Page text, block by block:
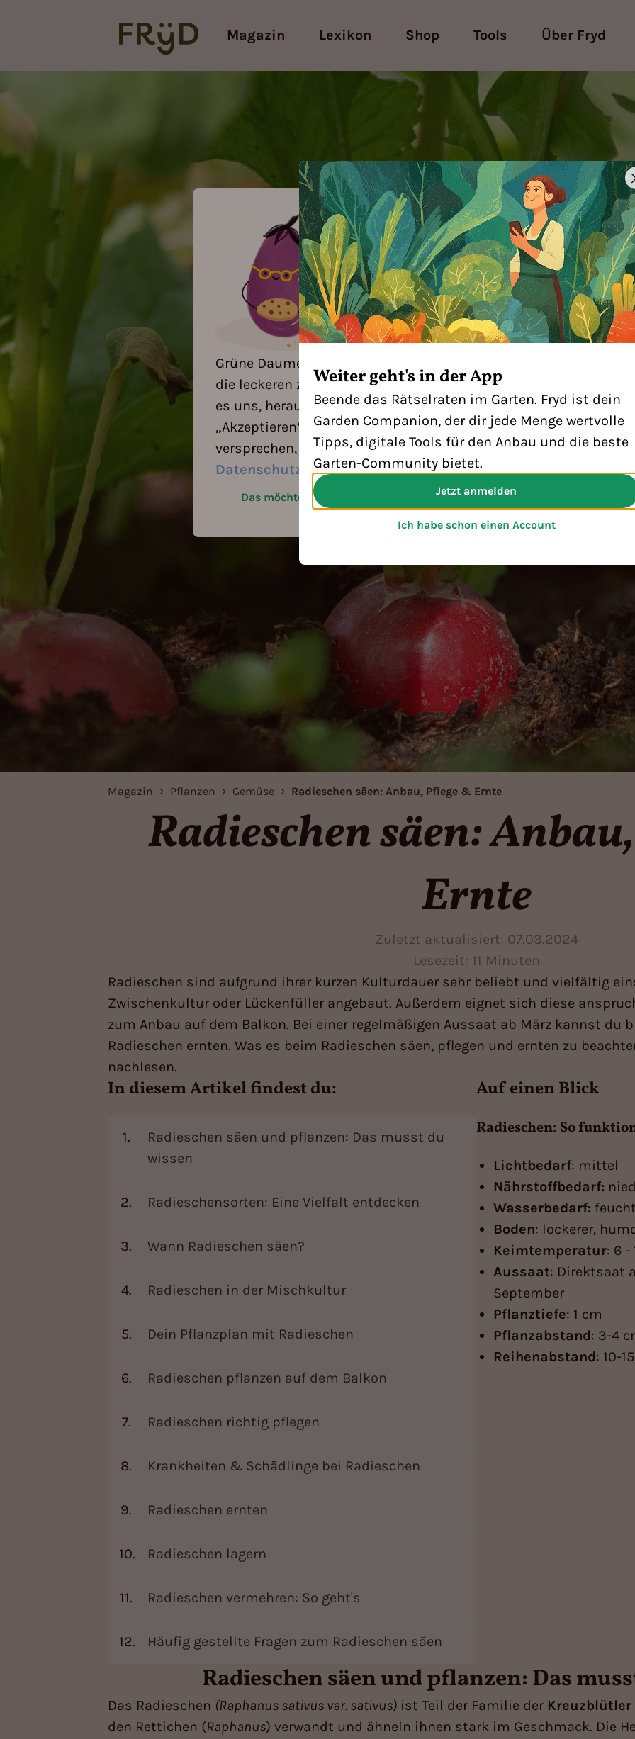
Möchtest du einen
Cookie?
Grüne Daumen, aufgepasst! Wir setzen auf unserer Webseite
die leckeren zum Vernaschen, sondern die digitalen Helferlein.
es uns, herauszufinden, wie unsere Webseite genutzt wird.
„Akzeptieren“ klickt, freuen sich unsere virtuellen Gartenzwerge
versprechen, eure Daten wie ihre eigene Gießkanne zu hüten. In
Datenschutzbestimmungenfindet ihr weitere Informationen.
Das möchte ich nicht
Magazin Lexikon Shop Tools Über Fryd
Magazin Pflanzen Gemüse Radieschen säen: Anbau, Pflege & Ernte
Radieschen säen:
Ernte
Zuletzt aktualisiert: 07.03.2024
Lesezeit: 11 Minuten
Radieschen sind aufgrund ihrer kurzen Kulturdauer sehr beliebt und vielfältig
Zwischenkultur oder Lückenfüller angebaut. Außerdem eignet sich diese
zum Anbau auf dem Balkon. Bei einer regelmäßigen Aussaat ab März kannst du
Radieschen ernten. Was es beim Radieschen säen, pflegen und ernten zu
nachlesen.
In diesem Artikel findest du:
Radieschen säen und pflanzen: Das musst du
wissen
Radieschensorten: Eine Vielfalt entdecken
Wann Radieschen säen?
Radieschen in der Mischkultur
Dein Pflanzplan mit Radieschen
Radieschen pflanzen auf dem Balkon
Radieschen richtig pflegen
Krankheiten & Schädlinge bei Radieschen
Radieschen ernten
Radieschen lagern
Radieschen vermehren: So geht's
Häufig gestellte Fragen zum Radieschen säen
Auf einen Blick
Radieschen: So
Lichtbedarf: mittel
Nährstoffbedarf:
Wasserbedarf: feucht
Boden: lockerer,
Keimtemperatur: 6 -
Aussaat: Direktsaat
September
Pflanztiefe: 1 cm
Pflanzabstand: 3-4
Reihenabstand: 10-
Radieschen säen und pflanzen: Das
Das Radieschen (Raphanus sativus var. sativus) ist Teil der Familie der Kreuzblütler
den Rettichen (Raphanus) verwandt und ähneln ihnen stark im Geschmack. Die
Weiter geht's in der App
Beende das Rätselraten im Garten. Fryd ist dein
Garden Companion, der dir jede Menge wertvolle
Tipps, digitale Tools für den Anbau und die beste
Garten-Community bietet.
Jetzt anmelden
Ich habe schon einen Account